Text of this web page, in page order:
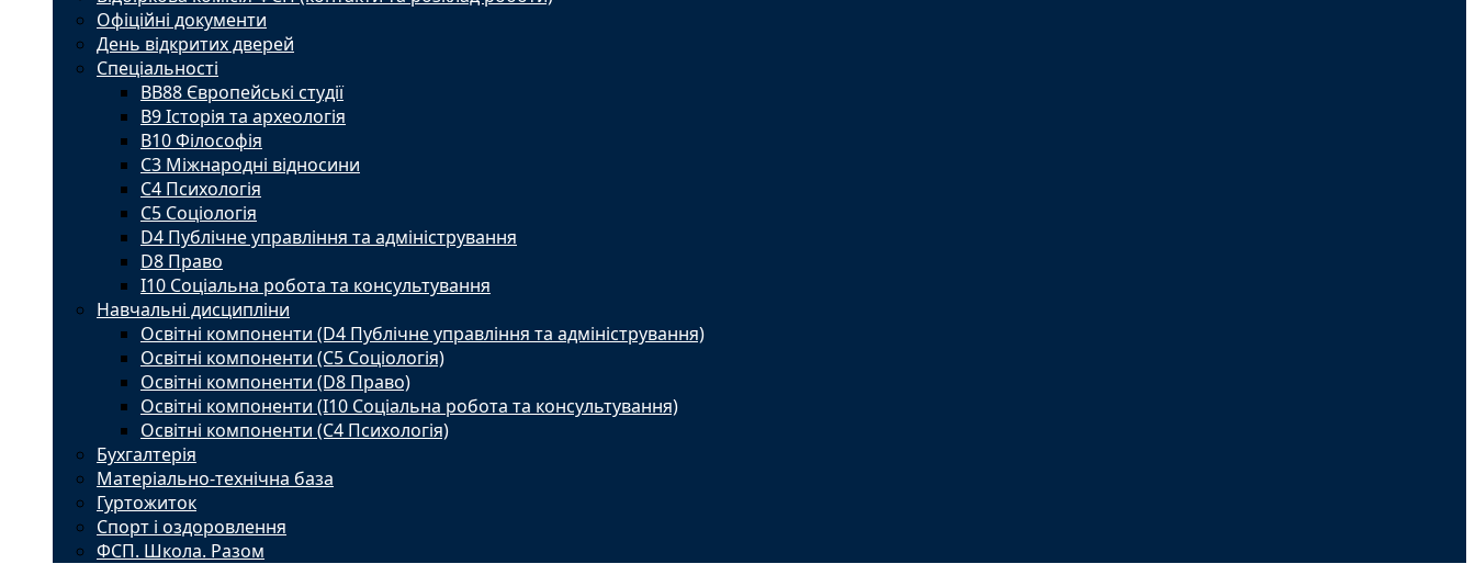
Офіційні документи
День відкритих дверей
Спеціальності
BВ88 Європейські студії
B9 Історія та археологія
B10 Філософія
C3 Міжнародні відносини
C4 Психологія
С5 Соціологія
D4 Публічне управління та адміністрування
D8 Право
I10 Соціальна робота та консультування
Навчальні дисципліни
Освітні компоненти (D4 Публічне управління та адміністрування)
Освітні компоненти (С5 Соціологія)
Освітні компоненти (D8 Право)
Освітні компоненти (I10 Соціальна робота та консультування)
Освітні компоненти (С4 Психологія)
Бухгалтерія
Матеріально-технічна база
Гуртожиток
Спорт і оздоровлення
ФСП. Школа. Разом